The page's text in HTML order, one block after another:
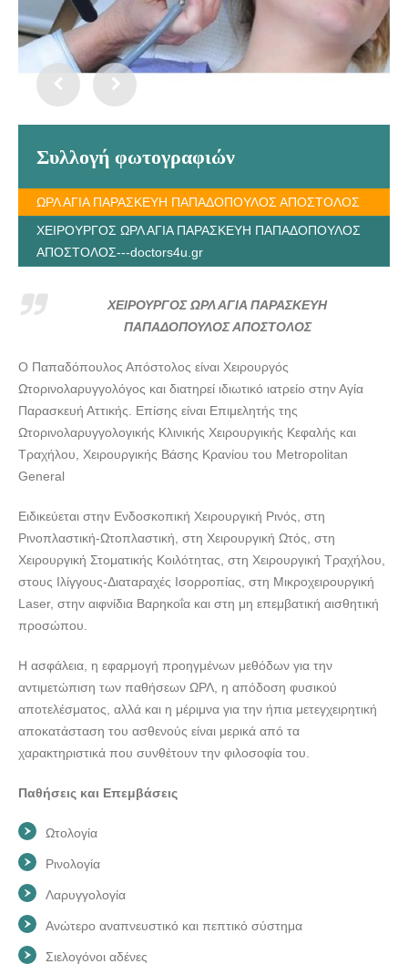
Συλλογή φωτογραφιών
ΩΡΛ ΑΓΙΑ ΠΑΡΑΣΚΕΥΗ ΠΑΠΑΔΟΠΟΥΛΟΣ ΑΠΟΣΤΟΛΟΣ
ΧΕΙΡΟΥΡΓΟΣ ΩΡΛ ΑΓΙΑ ΠΑΡΑΣΚΕΥΗ ΠΑΠΑΔΟΠΟΥΛΟΣ
ΑΠΟΣΤΟΛΟΣ---doctors4u.gr
ΧΕΙΡΟΥΡΓΟΣ ΩΡΛ ΑΓΙΑ ΠΑΡΑΣΚΕΥΗ
ΠΑΠΑΔΟΠΟΥΛΟΣ ΑΠΟΣΤΟΛΟΣ
Ο Παπαδόπουλος Απόστολος είναι Χειρουργός
Ωτορινολαρυγγολόγος και διατηρεί ιδιωτικό ιατρείο στην Αγία
Παρασκευή Αττικής. Επίσης είναι Επιμελητής της
Ωτορινολαρυγγολογικής Κλινικής Χειρουργικής Κεφαλής και
Τραχήλου, Χειρουργικής Βάσης Κρανίου του Metropolitan
General
Ειδικεύεται στην Ενδοσκοπική Χειρουργική Ρινός, στη
Ρινοπλαστική-Ωτοπλαστική, στη Χειρουργική Ωτός, στη
Χειρουργική Στοματικής Κοιλότητας, στη Χειρουργική Τραχήλου,
στους Ιλίγγους-Διαταραχές Ισορροπίας, στη Μικροχειρουργική
Laser, στην αιφνίδια Βαρηκοΐα και στη μη επεμβατική αισθητική
προσώπου.
Η ασφάλεια, η εφαρμογή προηγμένων μεθόδων για την
αντιμετώπιση των παθήσεων ΩΡΛ, η απόδοση φυσικού
αποτελέσματος, αλλά και η μέριμνα για την ήπια μετεγχειρητική
αποκατάσταση του ασθενούς είναι μερικά από τα
χαρακτηριστικά που συνθέτουν την φιλοσοφία του.
Παθήσεις και Επεμβάσεις
Ωτολογία
Ρινολογία
Λαρυγγολογία
Ανώτερο αναπνευστικό και πεπτικό σύστημα
Σιελογόνοι αδένες